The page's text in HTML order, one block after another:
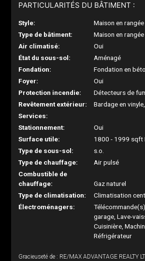
PARTICULARITÉS DU BÂTIMENT :
Style:
Maison en rangée
Type de bâtiment:
Maison en rangée
Air climatisé:
Oui
État du sous-sol:
Aménagé
Fondation:
Fondation en
Foyer:
Oui
Protection incendie:
Détecteurs de
Revêtement extérieur:
Bardage en
Services:
Stationnement:
Oui
Surface utile:
1800 - 1999 sqft
Type de sous-sol:
s.o.
Type de chauffage:
Air pulsé
Combustible de
chauffage:
Gaz naturel
Type de climatisation:
Climatisation
Électroménagers:
garage, Lave-
Cuisinière,
Réfrigérateur
Gracieuseté de : RE/MAX ADVANTAGE REALTY